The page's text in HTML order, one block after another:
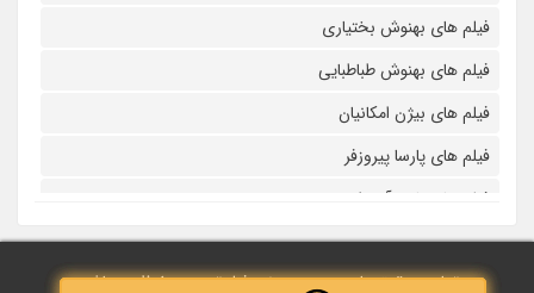
فیلم های بهنوش بختیاری
فیلم های بهنوش طباطبایی
فیلم های بیژن امکانیان
فیلم های پارسا پیروزفر
فیلم های پانته آ بهرام
فیلم های پولاد کیمیایی
فیلم های پویا امینی
تمامی حقوق مادی و معنوی نزد فیلم‌ترین محفوظ می‌باشد.